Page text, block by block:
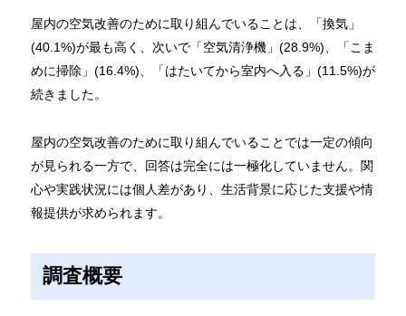
屋内の空気改善のために取り組んでいることは、「換気」
(40.1%)が最も高く、次いで「空気清浄機」(28.9%)、「こま
めに掃除」(16.4%)、「はたいてから室内へ入る」(11.5%)が
続きました。
屋内の空気改善のために取り組んでいることでは一定の傾向
が見られる一方で、回答は完全には一極化していません。関
心や実践状況には個人差があり、生活背景に応じた支援や情
報提供が求められます。
調査概要